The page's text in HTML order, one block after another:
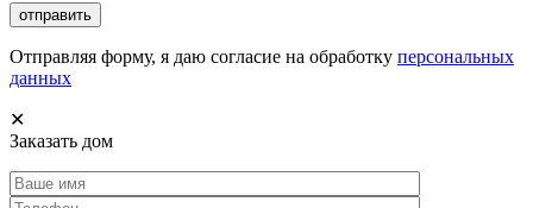
Отправляя форму, я даю согласие на обработку персональных
данных
✕
Заказать дом